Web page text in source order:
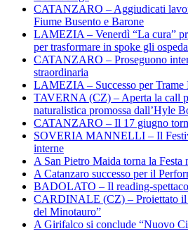
CATANZARO – Aggiudicati
Fiume Busento e Barone
LAMEZIA – Venerdì “La cura”
per trasformare in spoke gli
CATANZARO – Proseguono
straordinaria
LAMEZIA – Successo per Trame
TAVERNA (CZ) – Aperta la call
naturalistica promossa dall’Hyle
CATANZARO – Il 17 giugno
SOVERIA MANNELLI – Il
interne
A San Pietro Maida torna la Festa
A Catanzaro successo per il
BADOLATO – Il reading-
CARDINALE (CZ) – Proiettato il
del Minotauro”
A Girifalco si conclude “Nuovo